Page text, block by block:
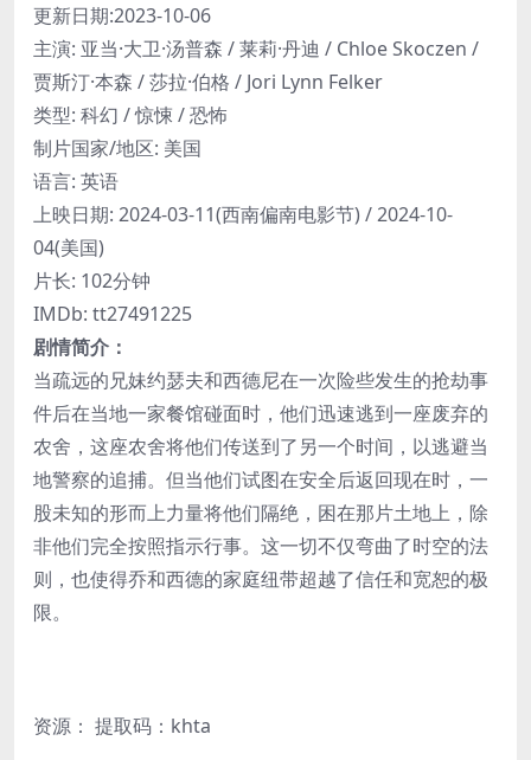
更新日期:2023-10-06
主演: 亚当·大卫·汤普森 / 莱莉·丹迪 / Chloe Skoczen /
贾斯汀·本森 / 莎拉·伯格 / Jori Lynn Felker
类型: 科幻 / 惊悚 / 恐怖
制片国家/地区: 美国
语言: 英语
上映日期: 2024-03-11(西南偏南电影节) / 2024-10-
04(美国)
片长: 102分钟
IMDb: tt27491225
剧情简介：
当疏远的兄妹约瑟夫和西德尼在一次险些发生的抢劫事
件后在当地一家餐馆碰面时，他们迅速逃到一座废弃的
农舍，这座农舍将他们传送到了另一个时间，以逃避当
地警察的追捕。但当他们试图在安全后返回现在时，一
股未知的形而上力量将他们隔绝，困在那片土地上，除
非他们完全按照指示行事。这一切不仅弯曲了时空的法
则，也使得乔和西德的家庭纽带超越了信任和宽恕的极
限。
资源： 提取码：khta